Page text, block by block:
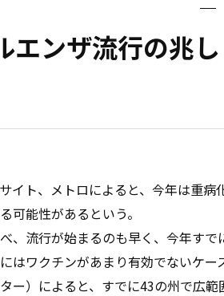
エンザ流行の兆
イト、メトロによると、今年は重
可能性があるという。
、流行が始まるのも早く、今年す
はワクチンがあまり有効でないケ
ー）によると、すでに43の州で広